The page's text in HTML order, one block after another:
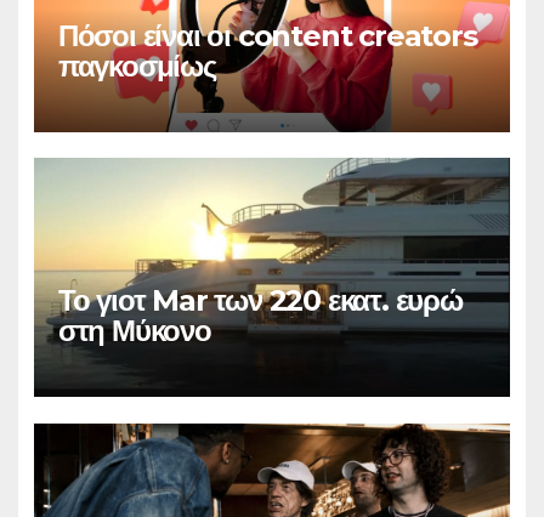
Πόσοι είναι οι content creators
παγκοσμίως
Το γιοτ Mar των 220 εκατ. ευρώ
στη Μύκονο